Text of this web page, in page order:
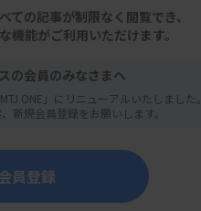
ての記事が制限なく閲覧でき、
機能がご利用いただけます。
の会員のみなさまへ
ONE」にリニューアルいたしました。
新規会員登録をお願いします。
員登録